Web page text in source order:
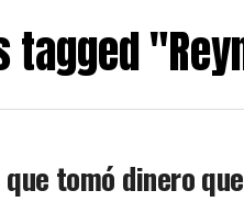
tagged
tomó dinero